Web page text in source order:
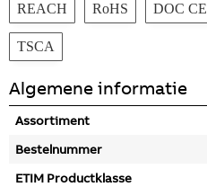
REACH RoHS DOC CE
TSCA
Algemene informatie
Assortiment
Bestelnummer
ETIM Productklasse